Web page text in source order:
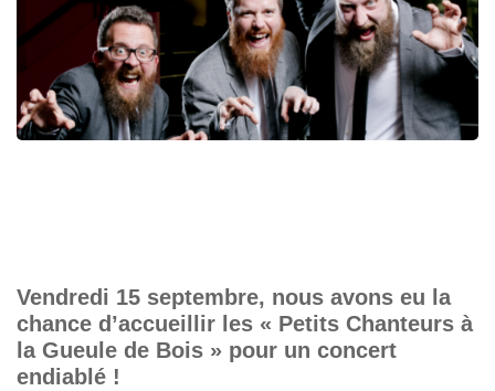
Vendredi 15 septembre, nous avons eu la
chance d’accueillir les « Petits Chanteurs à
la Gueule de Bois » pour un concert
endiablé !